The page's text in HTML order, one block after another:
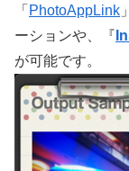
「 PhotoAppLink
ーションや、『
が可能です。